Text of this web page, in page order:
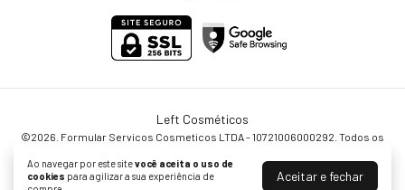
Ao navegar por este sitevocê aceita o uso de
cookies para agilizar a sua experiência de
Aceitar e fechar
Left Cosméticos
©2026. Formular Servicos Cosmeticos LTDA - 10721006000292. Todos os